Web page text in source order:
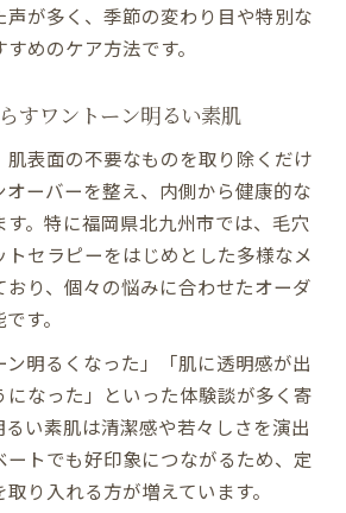
声が多く、季節の変わり目や特別な
めのケア方法です。
すワントーン明るい素肌
肌表面の不要なものを取り除くだけ
ーバーを整え、内側から健康的な
。特に福岡県北九州市では、毛穴
セラピーをはじめとした多様なメ
り、個々の悩みに合わせたオーダ
す。
明るくなった」「肌に透明感が出
になった」といった体験談が多く寄
い素肌は清潔感や若々しさを演出
ートでも好印象につながるため、定
り入れる方が増えています。